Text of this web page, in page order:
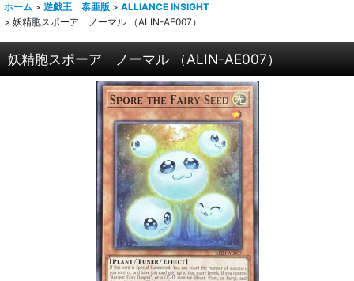
ホーム > 遊戯王 泰亜版 > ALLIANCE INSIGHT
> 妖精胞スポーア ノーマル （ALIN-AE007）
妖精胞スポーア ノーマル （ALIN-AE007）